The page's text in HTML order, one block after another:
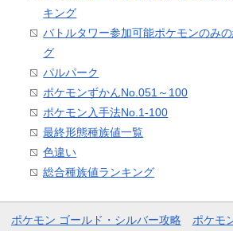
キング
バトルタワー参加可能ポケモンのみ
グ
パルパーク
ポケモンずかんNo.051～100
ポケモン入手法No.1-100
最終形態種族値一覧
色違い
総合種族値ランキング
ポケモン ゴールド・シルバー攻略 ポケモ